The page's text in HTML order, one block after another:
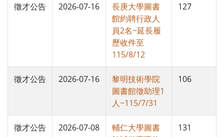
徵才公告 2026-07-16
長庚大學圖書
館約聘行政人
員2名~延長履
歷收件至
115/8/12
127
徵才公告 2026-07-16
黎明技術學院
圖書館徵助理1
人~115/7/31
106
徵才公告 2026-07-08
輔仁大學圖書
131